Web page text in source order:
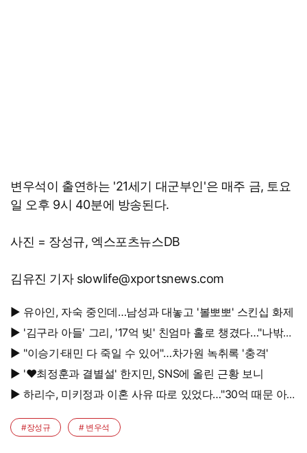
변우석이 출연하는 '21세기 대군부인'은 매주 금, 토요
일 오후 9시 40분에 방송된다.
사진 = 장성규, 엑스포츠뉴스DB
김유진 기자 slowlife@xportsnews.com
▶ 유아인, 자숙 중인데…남성과 대놓고 '볼뽀뽀' 스킨십 화제
▶ '김구라 아들' 그리, '17억 빚' 친엄마 홀로 챙겼다…"나밖에
없어, 연락 꾸준히 하는 중"
▶ "이승기·태민 다 죽일 수 있어"…차가원 녹취록 '충격'
▶ '♥최정훈과 결별설' 한지민, SNS에 올린 근황 보니
▶ 하리수, 미키정과 이혼 사유 따로 있었다…"30억 때문 아
냐"
#장성규 # 변우석